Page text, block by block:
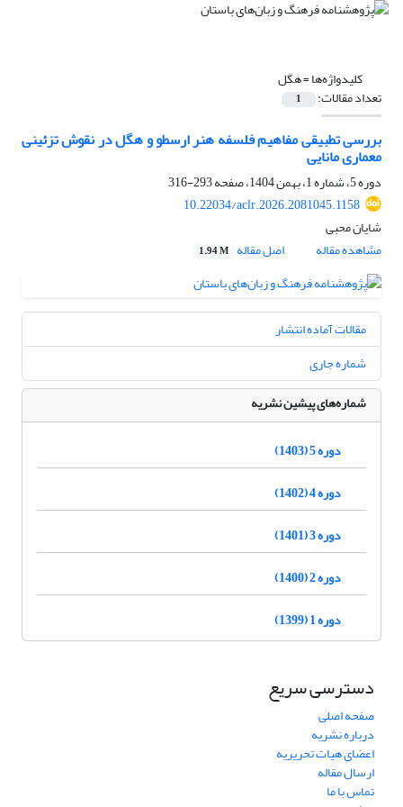
کلیدواژه‌ها =هگل
تعداد مقالات: 1
بررسی تطبیقی مفاهیم فلسفه هنر ارسطو و هگل در نقوش تزئینی
معماری مانایی
دوره 5، شماره 1، بهمن 1404، صفحه
293-316
10.22034/aclr.2026.2081045.1158
شایان محبی
مشاهده مقاله
اصل مقاله 1.94 M
مقالات آماده انتشار
شماره جاری
شماره‌های پیشین نشریه
دوره 5 (1403)
دوره 4 (1402)
دوره 3 (1401)
دوره 2 (1400)
دوره 1 (1399)
دسترسی سریع
صفحه اصلی
درباره نشریه
اعضای هیات تحریریه
ارسال مقاله
تماس با ما